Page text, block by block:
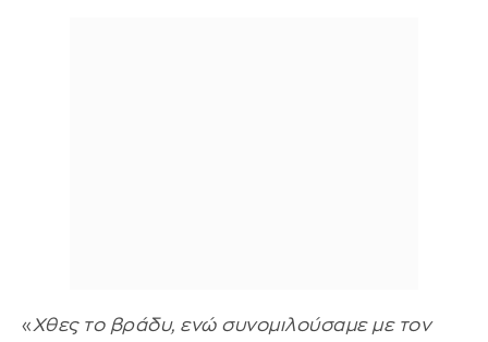
«Χθες το βράδυ, ενώ συνομιλούσαμε με τον